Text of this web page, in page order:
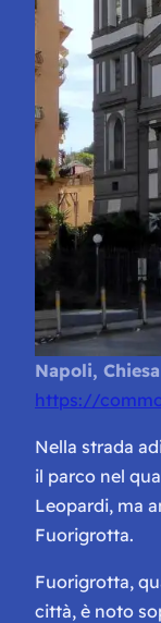
Napoli,
https://
Nella strada
il parco nel
Leopardi, ma
Fuorigrotta.
Fuorigrotta,
città, è noto